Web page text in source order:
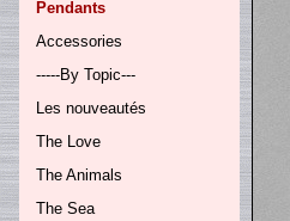
Pendants
Accessories
-----By Topic---
Les nouveautés
The Love
The Animals
The Sea